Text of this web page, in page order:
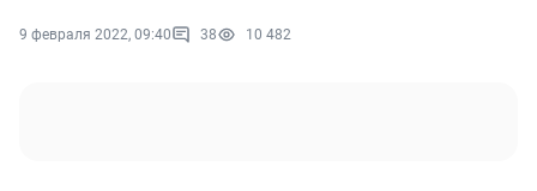
9 февраля 2022, 09:40 38 10 482